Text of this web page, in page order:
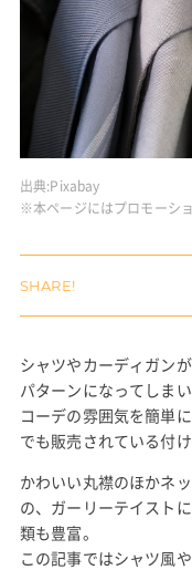
出典:Pixabay
※本ページにはプロモーシ
シャツやカーディガン
パターンになってしまい
コーデの雰囲気を簡単
でも販売されている付
かわいい丸襟のほかネ
の、ガーリーテイスト
類も豊富。
この記事ではシャツ風